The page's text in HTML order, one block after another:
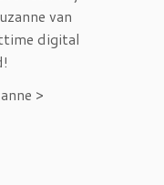
van
digital
>